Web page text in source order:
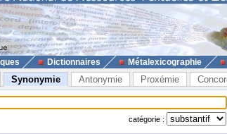
Dictionnaires Métalexicographie
Synonymie Antonymie Proxémie
catégorie :